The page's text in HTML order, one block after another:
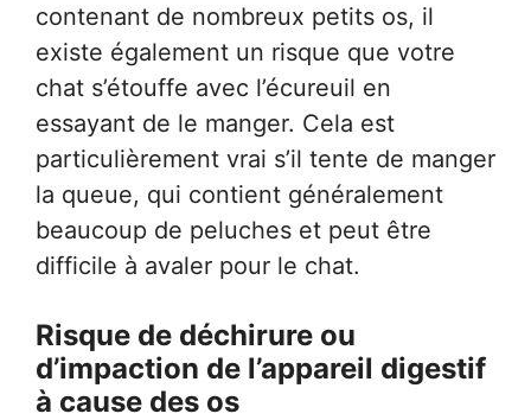
contenant de nombreux petits os, il
existe également un risque que votre
chat s’étouffe avec l’écureuil en
essayant de le manger. Cela est
particulièrement vrai s’il tente de manger
la queue, qui contient généralement
beaucoup de peluches et peut être
difficile à avaler pour le chat.
Risque de déchirure ou
d’impaction de l’appareil digestif
à cause des os